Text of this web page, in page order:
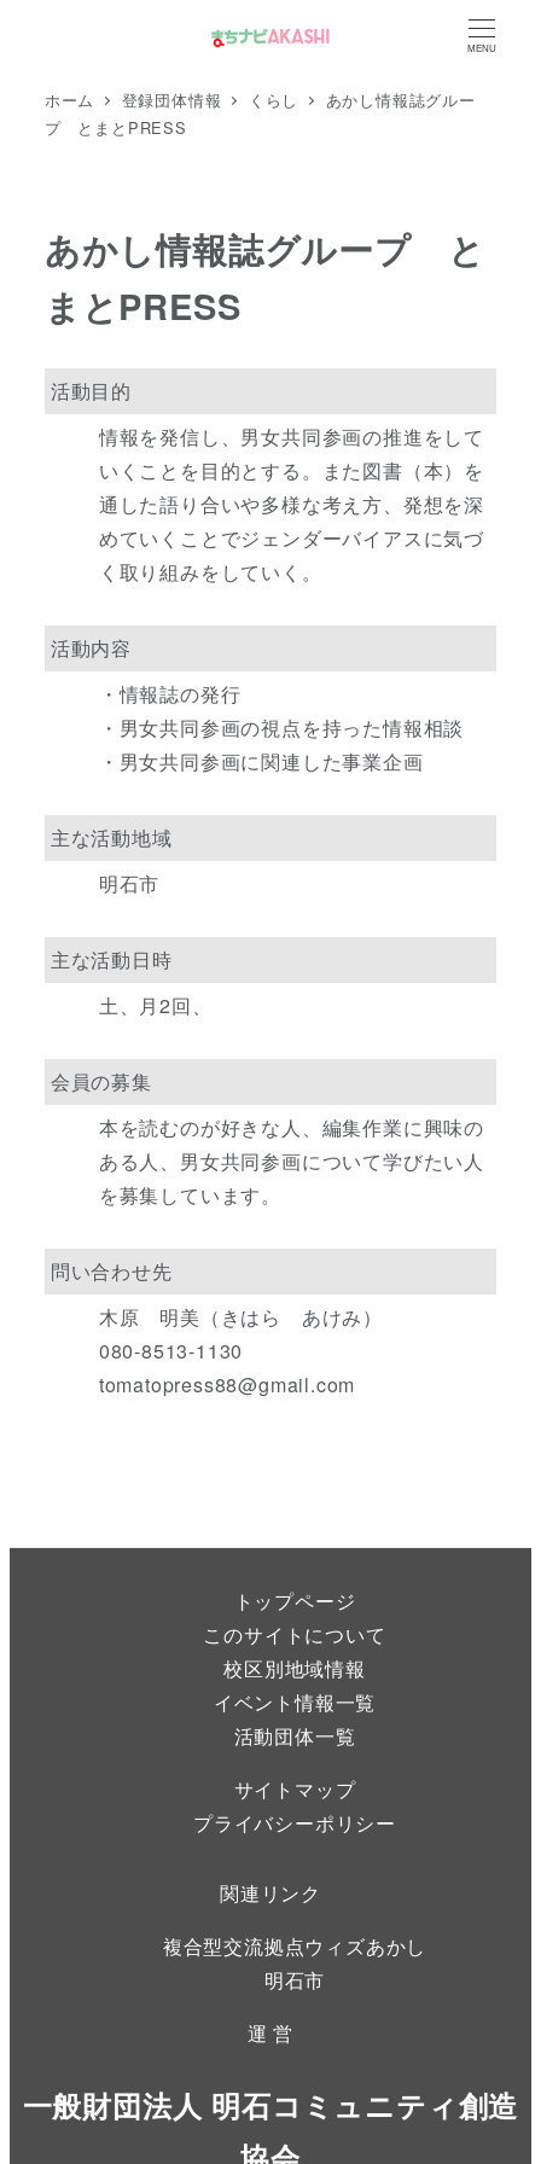
MENU
ホーム 登録団体情報 くらし
あかし情報誌グルー
プ とまとPRESS
あかし情報誌グループ と
まとPRESS
活動目的
情報を発信し、男女共同参画の推進をして
いくことを目的とする。また図書（本）を
通した語り合いや多様な考え方、発想を深
めていくことでジェンダーバイアスに気づ
く取り組みをしていく。
活動内容
・情報誌の発行
・男女共同参画の視点を持った情報相談
・男女共同参画に関連した事業企画
主な活動地域
明石市
主な活動日時
土、月2回、
会員の募集
本を読むのが好きな人、編集作業に興味の
ある人、男女共同参画について学びたい人
を募集しています。
問い合わせ先
木原 明美（きはら あけみ）
080-8513-1130
tomatopress88@gmail.com
トップページ
このサイトについて
校区別地域情報
イベント情報一覧
活動団体一覧
サイトマップ
プライバシーポリシー
関連リンク
複合型交流拠点ウィズあかし
明石市
運 営
一般財団法人 明石コミュニティ創造